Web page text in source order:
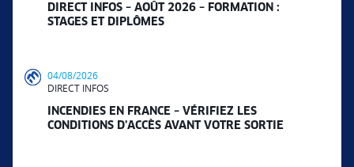
DIRECT INFOS – AOÛT 2026 – FORMATION :
STAGES ET DIPLÔMES
04/08/2026
DIRECT INFOS
INCENDIES EN FRANCE – VÉRIFIEZ LES
CONDITIONS D’ACCÈS AVANT VOTRE SORTIE